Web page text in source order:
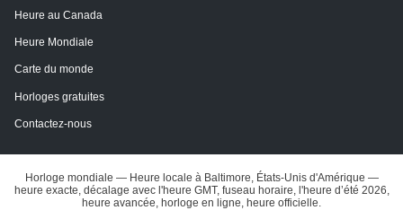
Heure au Canada
Heure Mondiale
Carte du monde
Horloges gratuites
Contactez-nous
Horloge mondiale — Heure locale à Baltimore, États-Unis d'Amérique —
heure exacte, décalage avec l'heure GMT, fuseau horaire, l'heure d’été 2026,
heure avancée, horloge en ligne, heure officielle.